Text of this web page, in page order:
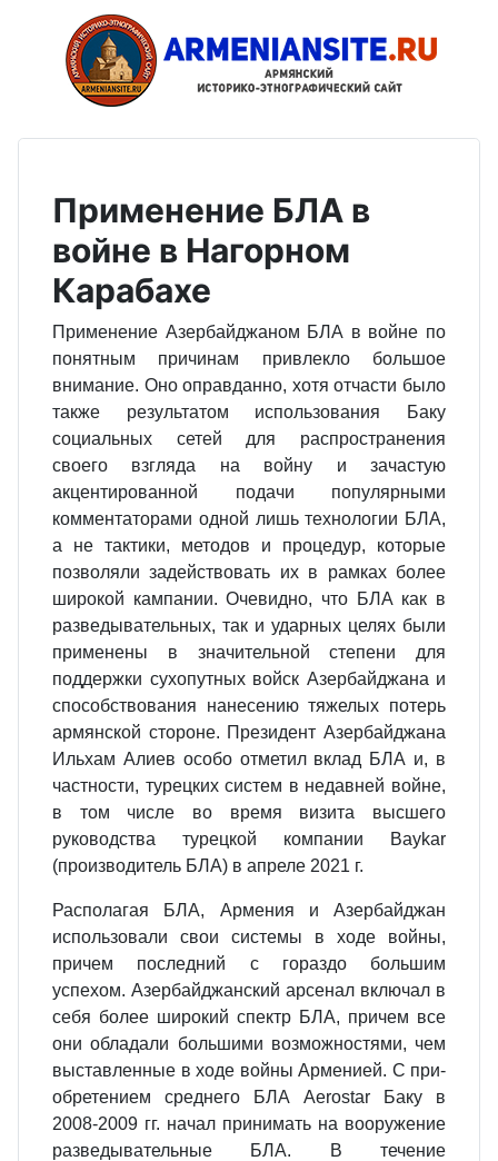
Применение БЛА в
войне в Нагорном
Карабахе
Применение Азербайджаном БЛА в войне по
понятным причинам привлек­ло большое
внимание. Оно оправданно, хотя отчасти было
также результатом использования Баку
социальных сетей для распространения
своего взгляда на войну и зачастую
акцентированной подачи популярными
комментаторами од­ной лишь технологии БЛА,
а не тактики, методов и процедур, которые
позволя­ли задействовать их в рамках более
широкой кампании. Очевидно, что БЛА как в
разведывательных, так и ударных целях были
применены в значительной сте­пени для
поддержки сухопутных войск Азербайджана и
способствования нане­сению тяжелых потерь
армянской стороне. Президент Азербайджана
Ильхам Алиев особо отметил вклад БЛА и, в
частности, турецких систем в недавней войне,
в том числе во время визита высшего
руководства турецкой компании Baykar
(производитель БЛА) в апреле 2021 г.
Располагая БЛА, Армения и Азербайджан
использовали свои системы в хо­де войны,
причем последний с гораздо большим
успехом. Азербайджанский арсенал включал в
себя более широкий спектр БЛА, причем все
они обладали большими возможностями, чем
выставленные в ходе войны Арменией. С при­
обретением среднего БЛА Aerostar Баку в
2008-2009 гг. начал принимать на вооружение
разведывательные БЛА. В течение